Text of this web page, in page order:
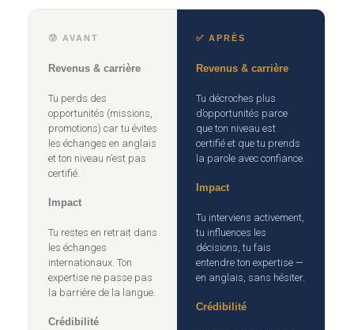
😰 AVANT
Revenus & carrière
Tu perds des
opportunités (missions,
promotions) car tu évites
les échanges en anglais
et ton niveau n’est pas
certifié.
Impact
Tu restes en retrait dans
les échanges
internationaux. Ton
expertise ne passe pas
la barrière de la langue.
Crédibilité
✅ APRÈS
Revenus & carrière
Tu décroches plus
d’opportunités parce
que ton niveau est
certifié et que tu prends
la parole avec confiance.
Impact
Tu interviens activement,
tu influences les
décisions, tu fais
entendre ton expertise —
en anglais, sans hésiter.
Crédibilité